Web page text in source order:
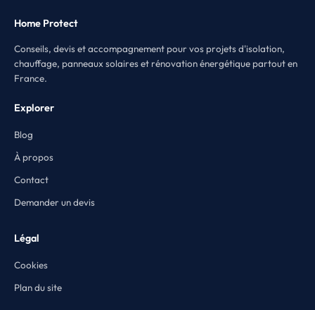
Home Protect
Conseils, devis et accompagnement pour vos projets d'isolation,
chauffage, panneaux solaires et rénovation énergétique partout en
France.
Explorer
Blog
À propos
Contact
Demander un devis
Légal
Cookies
Plan du site